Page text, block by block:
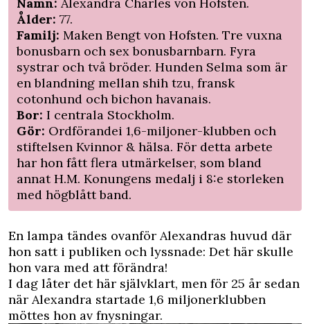
Ålder: 77.
Familj: Maken Bengt von Hofsten. Tre vuxna
bonusbarn och sex bonusbarnbarn. Fyra
systrar och två bröder. Hunden Selma som är
en blandning mellan shih tzu, fransk
cotonhund och bichon havanais.
Bor: I centrala Stockholm.
Gör: Ordförandei 1,6-miljoner-klubben och
stiftelsen Kvinnor & hälsa. För detta arbete
har hon fått flera utmärkelser, som bland
annat H.M. Konungens medalj i 8:e storleken
med högblått band.
En lampa tändes ovanför Alexandras huvud där
hon satt i publiken och lyssnade: Det här skulle
hon vara med att förändra!
I dag låter det här självklart, men för 25 år sedan
när Alexandra startade 1,6 miljonerklubben
möttes hon av fnysningar.